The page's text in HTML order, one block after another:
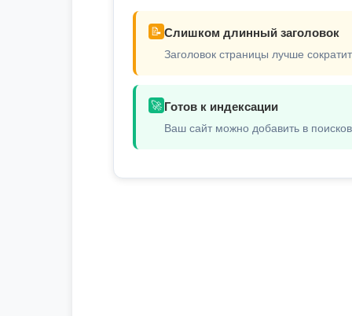
📝 Слишком длинный заголовок
Заголовок страницы лучше
🚀 Готов к индексации
Ваш сайт можно добавить в